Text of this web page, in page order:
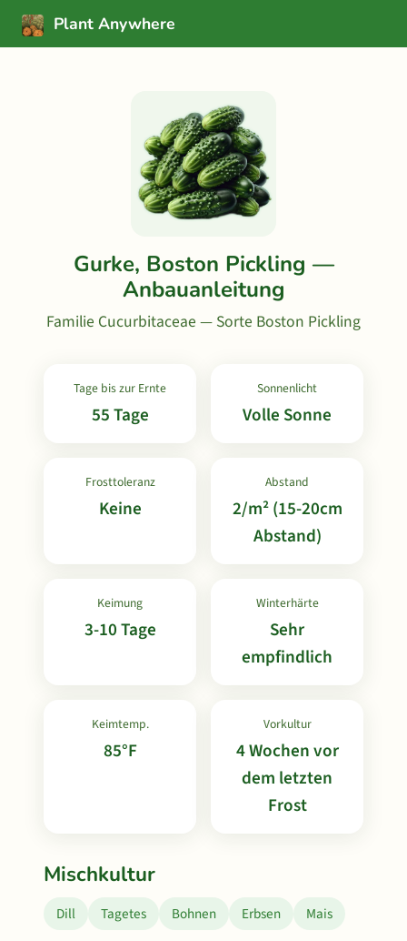
Plant Anywhere
Gurke, Boston Pickling —
Anbauanleitung
Familie Cucurbitaceae — Sorte Boston Pickling
Tage bis zur Ernte
55 Tage
Sonnenlicht
Volle Sonne
Frosttoleranz
Keine
Abstand
2/m² (15-20cm
Abstand)
Keimung
3-10 Tage
Winterhärte
Sehr
empfindlich
Keimtemp.
85°F
Vorkultur
4 Wochen vor
dem letzten
Frost
Mischkultur
Dill Tagetes Bohnen Erbsen
Mais